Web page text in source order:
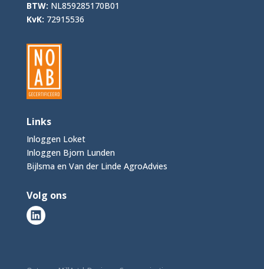
BTW: NL859285170B01
KvK: 72915536
Links
Inloggen Loket
Inloggen Bjorn Lunden
Bijlsma en Van der Linde AgroAdvies
Volg ons